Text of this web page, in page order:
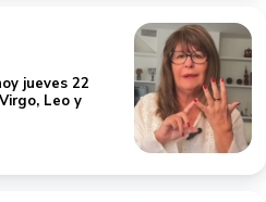
jueves 22
Leo y